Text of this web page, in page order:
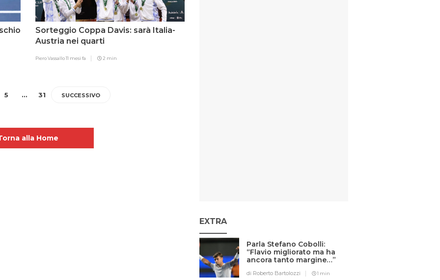
Sorteggio Coppa Davis: sarà Italia-
Austria nei quarti
Piero Vassallo11 mesi fa 2 min
5 … 31 SUCCESSIVO
alla Home
EXTRA
Parla Stefano Cobolli:
“Flavio migliorato ma ha
ancora tanto margine…”
di Roberto Bartolozzi 1 min